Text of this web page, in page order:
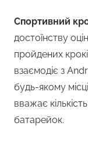
Спортивний
достоїнству
пройдених
взаємодіє з
будь-якому
вважає
батарейок.